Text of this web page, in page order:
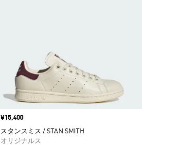
価格
¥15,400
スタンスミス / STAN SMITH
オリジナルス